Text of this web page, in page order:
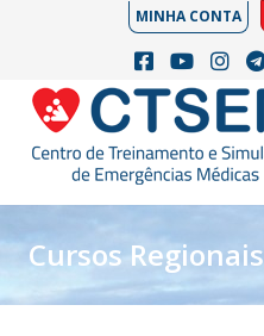
MINHA CONTA
Cursos Regionais